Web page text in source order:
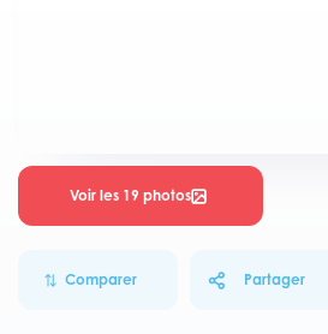
Voir les 19 photos
Comparer Partager